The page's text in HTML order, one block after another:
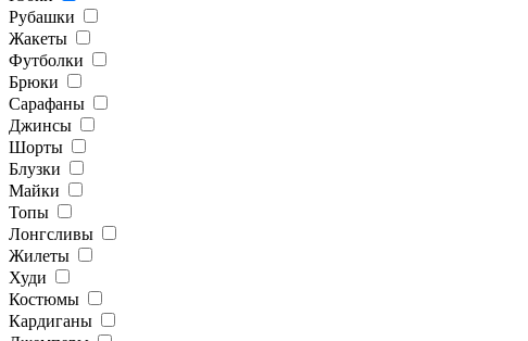
Рубашки
Жакеты
Футболки
Брюки
Сарафаны
Джинсы
Шорты
Блузки
Майки
Топы
Лонгсливы
Жилеты
Худи
Костюмы
Кардиганы